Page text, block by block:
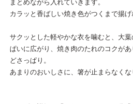
まとめながら入れていきます。
カラッと香ばしい焼き色がつくまで揚げ
サクッとした軽やかな衣を噛むと、大
ぱいに広がり、焼き肉のたれのコクが
どさっぱり。
あまりのおいしさに、箸が止まらなくな